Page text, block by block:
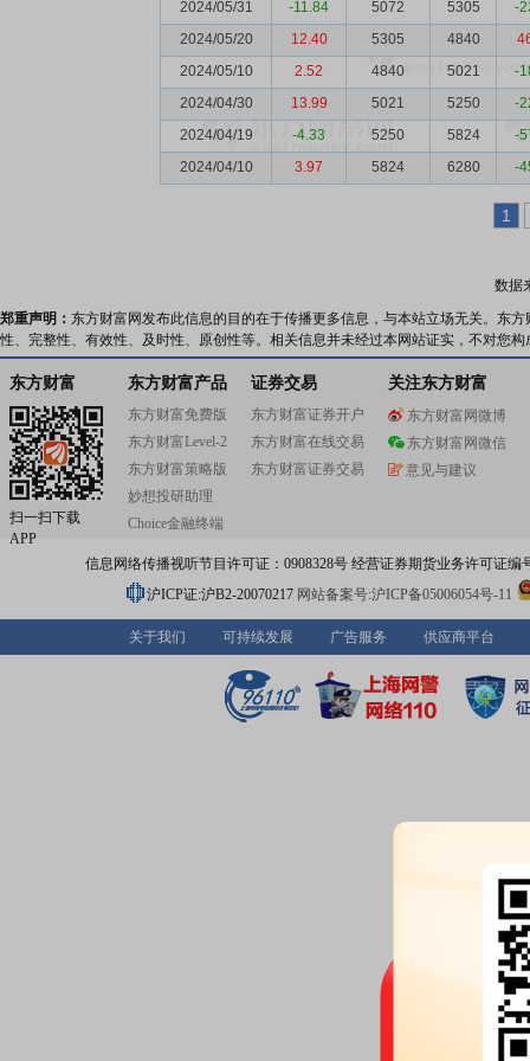
2024/05/31
-11.84 5072 5305
-
2024/05/20
12.40 5305 4840
2024/05/10
2.52 4840 5021
-
2024/04/30
13.99 5021 5250
-
2024/04/19
-4.33 5250 5824
-
2024/04/10
3.97 5824 6280 -
1
数据
郑重声明： 东方财富网发布此信息的目的在于传播更多信息，与本站立场无关。东
性、完整性、有效性、及时性、原创性等。相关信息并未经过本网站证实，不对您
东方财富
扫一扫下载
APP
东方财富产品
东方财富免费版
东方财富Level-2
东方财富策略版
妙想投研助理
Choice金融终端
证券交易
东方财富证券开户
东方财富在线交易
东方财富证券交易
关注东方财富
东方财富网微博
东方财富网微信
意见与建议
信息网络传播视听节目许可证：0908328号 经营证券期货业务许可证编
沪ICP证:沪B2-20070217 网站备案号:沪ICP备05006054号-11
关于我们 可持续发展 广告服务 供应商平台